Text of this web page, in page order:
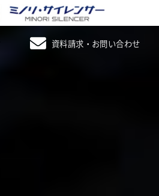
資料請求・お問い合わせ